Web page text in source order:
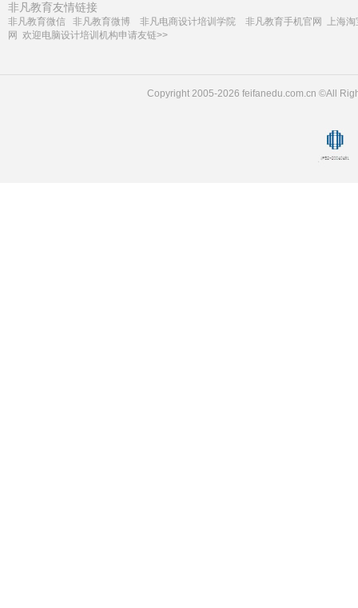
非凡教育友情链接
非凡教育微信 非凡教育微博 非凡电商设计培训学院 非凡教育手机官网
上海
网 欢迎电脑设计培训机构申请友链>>
Copyright 2005-2026 feifanedu.com.cn ©All